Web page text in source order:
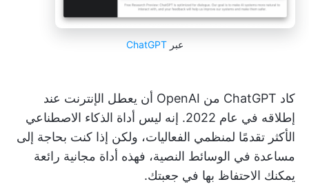
عبرChatGPT
كاد ChatGPT من OpenAI أن يعطل الإنترنت عند
إطلاقه في عام 2022. إنه ليس أداة الذكاء الاصطناعي
الأكثر تقدمًا لمنظمي الفعاليات، ولكن إذا كنت بحاجة إلى
مساعدة في الوسائط النصية، فهذه أداة مجانية رائعة
يمكنك الاحتفاظ بها في جعبتك.